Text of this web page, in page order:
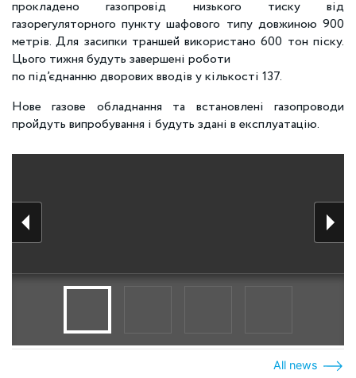
прокладено газопровід низького тиску від
газорегуляторного пункту шафового типу довжиною 900
метрів. Для засипки траншей використано 600 тон піску.
Цього тижня будуть завершені роботи
по під’єднанню дворових вводів у кількості 137.
Нове газове обладнання та встановлені газопроводи
пройдуть випробування і будуть здані в експлуатацію.
All news